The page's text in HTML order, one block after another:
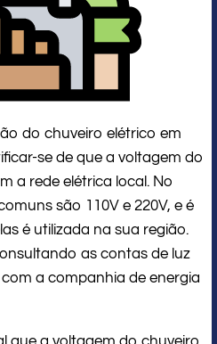
do chuveiro elétrico em
se de que a voltagem do
a rede elétrica local. No
são 110V e 220V, e é
é utilizada na sua região.
as contas de luz
a companhia de energia